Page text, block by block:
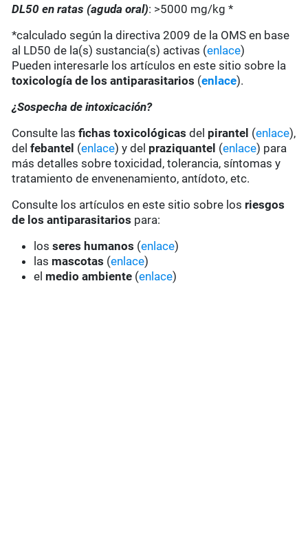
DL50 en ratas (aguda oral): >5000 mg/kg *
*calculado según la directiva 2009 de la OMS en base
al LD50 de la(s) sustancia(s) activas (enlace)
Pueden interesarle los artículos en este sitio sobre la
toxicología de los antiparasitarios (enlace).
¿Sospecha de intoxicación?
Consulte lasfichas toxicológicas del pirantel (enlace),
delfebantel (enlace) y del praziquantel (enlace) para
más detalles sobre toxicidad, tolerancia, síntomas y
tratamiento de envenenamiento, antídoto, etc.
Consulte los artículos en este sitio sobre los riesgos
de los antiparasitarios para:
losseres humanos (enlace)
las mascotas (enlace)
el medio ambiente (enlace)